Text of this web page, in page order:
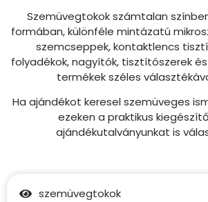
Szemüvegtokok számtalan
formában, különféle mintázatú
szemcseppek, kontaktlencs
folyadékok, nagyítók, tisztítószerek
termékek széles
Ha ajándékot keresel szemüveges
ezeken a praktikus
ajándékutalványunkat is
szemüvegtokok